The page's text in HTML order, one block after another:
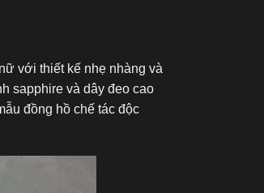
với thiết kế nhẹ nhàng và
sapphire và dây đeo cao
đồng hồ chế tác độc